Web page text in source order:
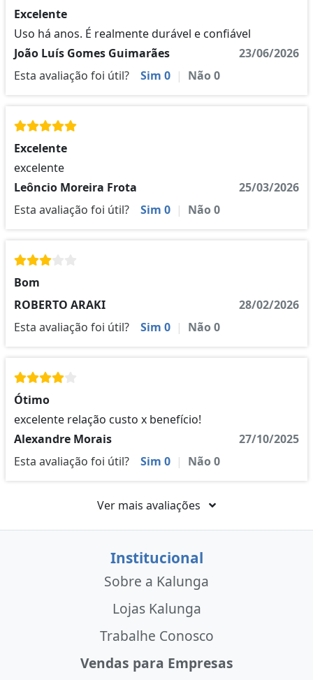
Excelente
Uso há anos. É realmente durável e confiável
João Luís Gomes Guimarães
23/06/2026
Esta avaliação foi útil?
Sim 0 | Não0
Excelente
excelente
Leôncio Moreira Frota
25/03/2026
Esta avaliação foi útil?
Sim 0 | Não0
Bom
ROBERTO ARAKI
28/02/2026
Esta avaliação foi útil?
Sim 0 | Não0
Ótimo
excelente relação custo x benefício!
Alexandre Morais
27/10/2025
Esta avaliação foi útil?
Sim 0 | Não0
Ver mais avaliações
Institucional
Sobre a Kalunga
Lojas Kalunga
Trabalhe Conosco
Vendas para Empresas